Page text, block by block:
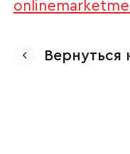
Вернуться
Ваше имя